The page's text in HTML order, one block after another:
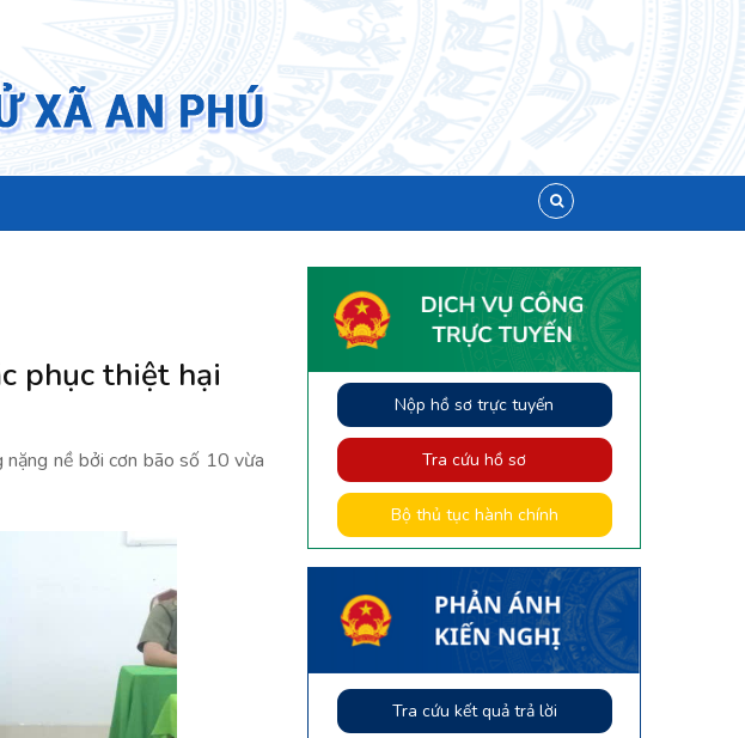
phục thiệt hại
nề bởi cơn bão số 10 vừa
Nộp hồ sơ trực tuyến
Tra cứu hồ sơ
Bộ thủ tục hành chính
Tra cứu kết quả trả lời